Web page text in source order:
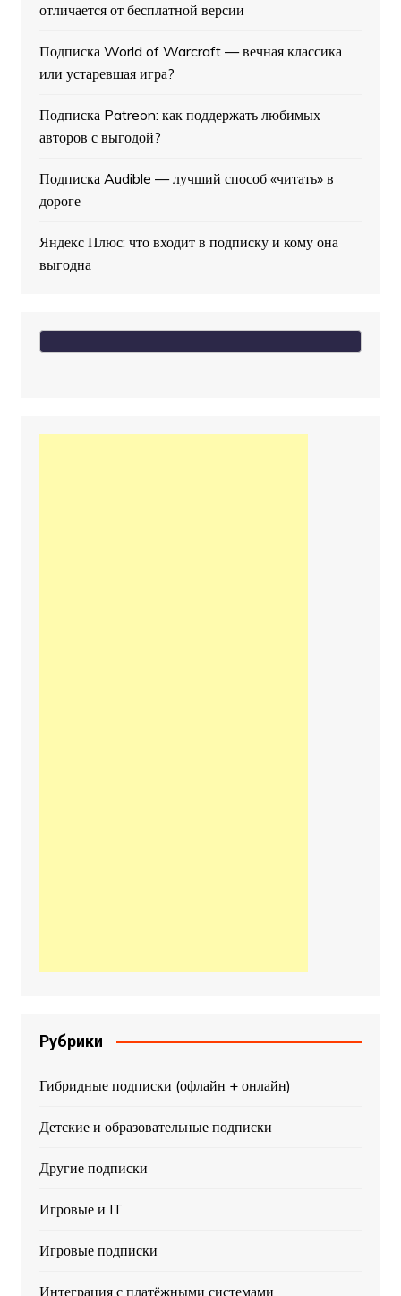
отличается от бесплатной версии
Подписка World of Warcraft — вечная классика
или устаревшая игра?
Подписка Patreon: как поддержать любимых
авторов с выгодой?
Подписка Audible — лучший способ «читать» в
дороге
Яндекс Плюс: что входит в подписку и кому она
выгодна
Рубрики
Гибридные подписки (офлайн + онлайн)
Детские и образовательные подписки
Другие подписки
Игровые и IT
Игровые подписки
Интеграция с платёжными системами